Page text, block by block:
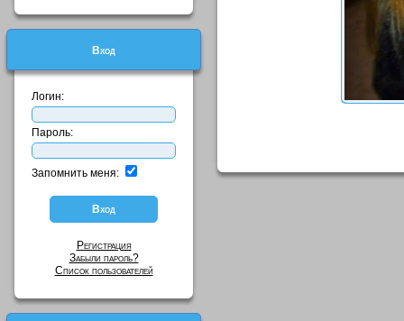
Вход
Логин:
Пароль:
Запомнить меня:
Регистрация
Забыли пароль?
Список пользователей